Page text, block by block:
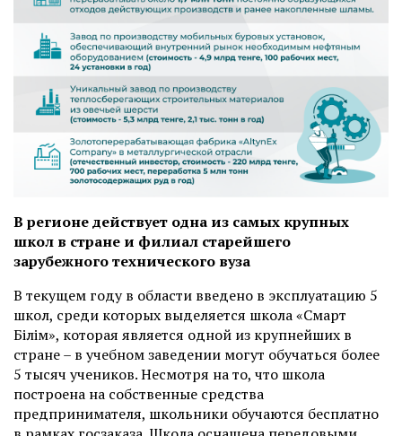
В регионе действует одна из самых крупных
школ в стране и филиал старейшего
зарубежного технического вуза
В текущем году в области введено в эксплуатацию 5
школ, среди которых выделяется школа «Смарт
Білім», которая является одной из крупнейших в
стране – в учебном заведении могут обучаться более
5 тысяч учеников. Несмотря на то, что школа
построена на собственные средства
предпринимателя, школьники обучаются бесплатно